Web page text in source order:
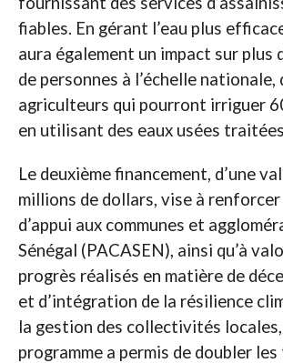
fiables. En gérant l’eau plus
aura également un impact sur plus
de personnes à l’échelle
agriculteurs qui pourront irriguer
en utilisant des eaux usées
Le deuxième financement, d’une
millions de dollars, vise à
d’appui aux communes et
Sénégal (PACASEN), ainsi qu’à
progrès réalisés en matière de
et d’intégration de la résilience
la gestion des collectivités
programme a permis de doubler